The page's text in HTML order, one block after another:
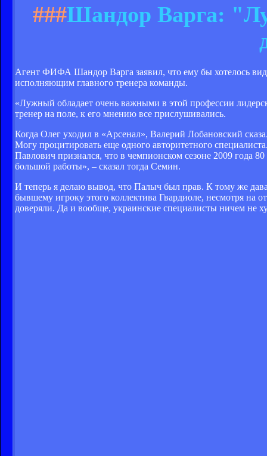
###Шандор Варга:
Агент ФИФА Шандор Варга заявил, что ему бы хотелось
исполняющим главного тренера команды.
«Лужный обладает очень важными в этой профессии
тренер на поле, к его мнению все прислушивались.
Когда Олег уходил в «Арсенал», Валерий Лобановский
Могу процитировать еще одного авторитетного
Павлович признался, что в чемпионском сезоне 2009 года
большой работы», – сказал тогда Семин.
И теперь я делаю вывод, что Палыч был прав. К тому же
бывшему игроку этого коллектива Гвардиоле, несмотря на
доверяли. Да и вообще, украинские специалисты ничем не